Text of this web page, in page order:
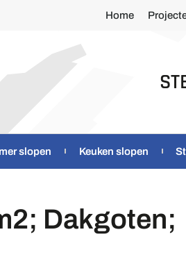
Home
slopen Keuken slopen
Dakgoten;